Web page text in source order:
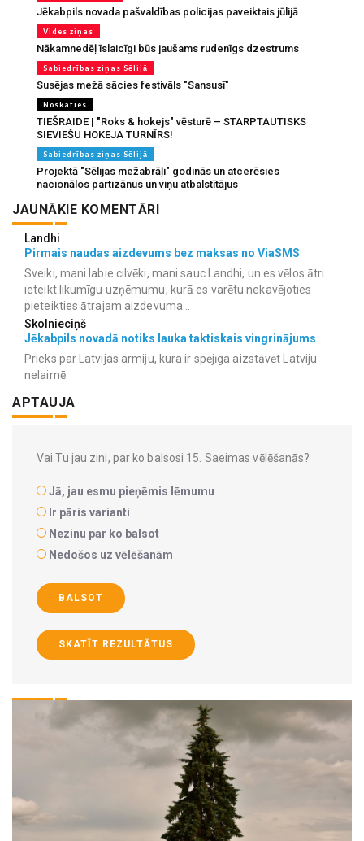
Jēkabpils novada pašvaldības policijas paveiktais jūlijā
Vides ziņas
Nākamnedēļ īslaicīgi būs jaušams rudenīgs dzestrums
Sabiedrības ziņas Sēlijā
Susējas mežā sācies festivāls "Sansusī"
Noskaties
TIEŠRAIDE | "Roks & hokejs" vēsturē – STARPTAUTISKS
SIEVIEŠU HOKEJA TURNĪRS!
Sabiedrības ziņas Sēlijā
Projektā "Sēlijas mežabrāļi" godinās un atcerēsies
nacionālos partizānus un viņu atbalstītājus
JAUNĀKIE KOMENTĀRI
Landhi
Pirmais naudas aizdevums bez maksas no ViaSMS
Sveiki, mani labie cilvēki, mani sauc Landhi, un es vēlos ātri
ieteikt likumīgu uzņēmumu, kurā es varētu nekavējoties
pieteikties ātrajam aizdevuma...
Skolnieciņš
Jēkabpils novadā notiks lauka taktiskais vingrinājums
Prieks par Latvijas armiju, kura ir spējīga aizstāvēt Latviju
nelaimē.
APTAUJA
Vai Tu jau zini, par ko balsosi 15. Saeimas vēlēšanās?
Jā, jau esmu pieņēmis lēmumu
Ir pāris varianti
Nezinu par ko balsot
Nedošos uz vēlēšanām
BALSOT
SKATĪT REZULTĀTUS